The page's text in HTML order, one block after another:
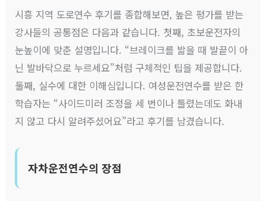
시흥 지역 도로연수 후기를 종합해보면, 높은 평가를 받는
강사들의 공통점은 다음과 같습니다. 첫째, 초보운전자의
눈높이에 맞춘 설명입니다. “브레이크를 밟을 때 발끝이 아
닌 발바닥으로 누르세요”처럼 구체적인 팁을 제공합니다.
둘째, 실수에 대한 이해심입니다. 여성운전연수를 받은 한
학습자는 “사이드미러 조정을 세 번이나 틀렸는데도 화내
지 않고 다시 알려주셨어요”라고 후기를 남겼습니다.
자차운전연수의 장점